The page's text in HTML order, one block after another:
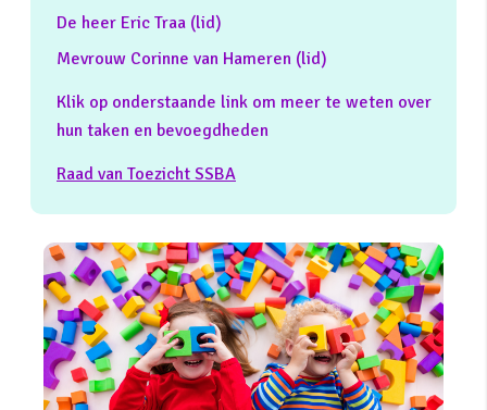
De heer Eric Traa (lid)
Mevrouw Corinne van Hameren (lid)
Klik op onderstaande link om meer te weten over
hun taken en bevoegdheden
Raad van Toezicht SSBA